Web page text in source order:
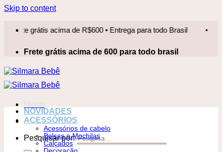
Skip to content
grátis acima de R$600 • Entrega para todo Brasil • Frete
Frete grátis acima de 600 para todo brasil
Pesquisar por:
NOVIDADES
ACESSÓRIOS
Acessórios de cabelo
Bolsas e Mochilas
Calçados